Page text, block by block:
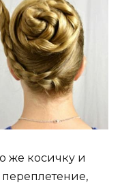
​​же косичку и